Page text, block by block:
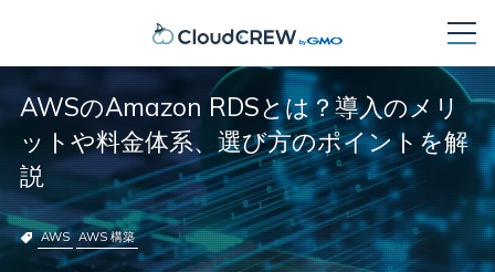
AWSのAmazon RDSとは？導入のメリ
ットや料金体系、選び方のポイントを解
説
AWS AWS 構築